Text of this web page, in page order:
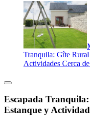
Tranquila: Gîte
Actividades Cerca
Escapada
Estanque y